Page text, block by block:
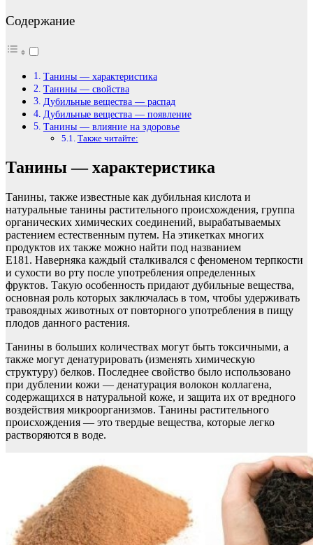
Содержание
Танины — характеристика
Танины — свойства
Дубильные вещества — распад
Дубильные вещества — появление
Танины — влияние на здоровье
Также читайте:
Танины — характеристика
Танины, также известные как дубильная кислота и
натуральные танины растительного происхождения, группа
органических химических соединений, вырабатываемых
растением естественным путем. На этикетках многих
продуктов их также можно найти под названием
E181. Наверняка каждый сталкивался с феноменом терпкости
и сухости во рту после употребления определенных
фруктов. Такую особенность придают дубильные вещества,
основная роль которых заключалась в том, чтобы удерживать
травоядных животных от повторного употребления в пищу
плодов данного растения.
Танины в больших количествах могут быть токсичными, а
также могут денатурировать (изменять химическую
структуру) белков. Последнее свойство было использовано
при дублении кожи — денатурация волокон коллагена,
содержащихся в натуральной коже, и защита их от вредного
воздействия микроорганизмов. Танины растительного
происхождения — это твердые вещества, которые легко
растворяются в воде.